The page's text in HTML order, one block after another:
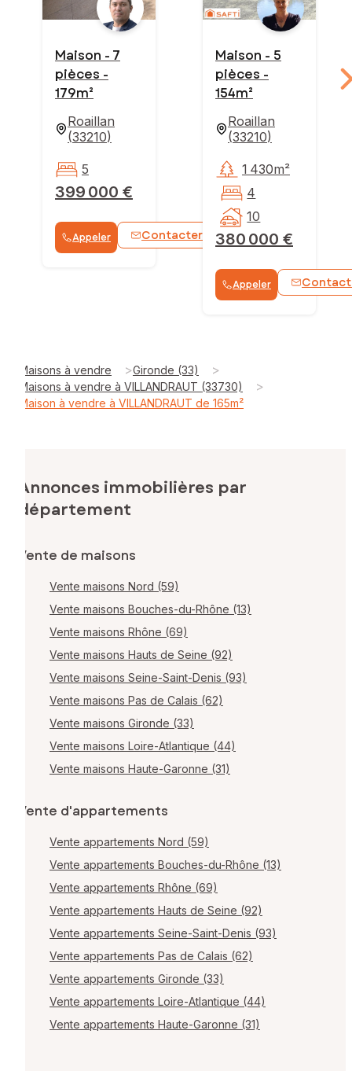
Maison - 7
pièces -
179m²
Roaillan
(33210)
399 000 €
5
Appeler Contacter WhatsApp
Maison - 5
pièces -
154m²
Roaillan
(33210)
380 000 €
1 430m²
4
10
Appeler
Maisons à vendre >Gironde (33) >
Maisons à vendre à VILLANDRAUT (33730) >
Maison à vendre à VILLANDRAUT de 165m²
Annonces immobilières par
département
Vente de maisons
Vente maisons Nord (59)
Vente maisons Bouches-du-Rhône (13)
Vente maisons Rhône (69)
Vente maisons Hauts de Seine (92)
Vente maisons Seine-Saint-Denis (93)
Vente maisons Pas de Calais (62)
Vente maisons Gironde (33)
Vente maisons Loire-Atlantique (44)
Vente maisons Haute-Garonne (31)
Vente d'appartements
Vente appartements Nord (59)
Vente appartements Bouches-du-Rhône (13)
Vente appartements Rhône (69)
Vente appartements Hauts de Seine (92)
Vente appartements Seine-Saint-Denis (93)
Vente appartements Pas de Calais (62)
Vente appartements Gironde (33)
Vente appartements Loire-Atlantique (44)
Vente appartements Haute-Garonne (31)